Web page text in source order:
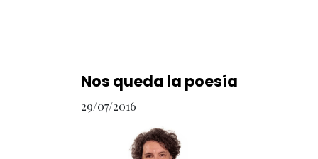
Nos queda la poesía
29/07/2016